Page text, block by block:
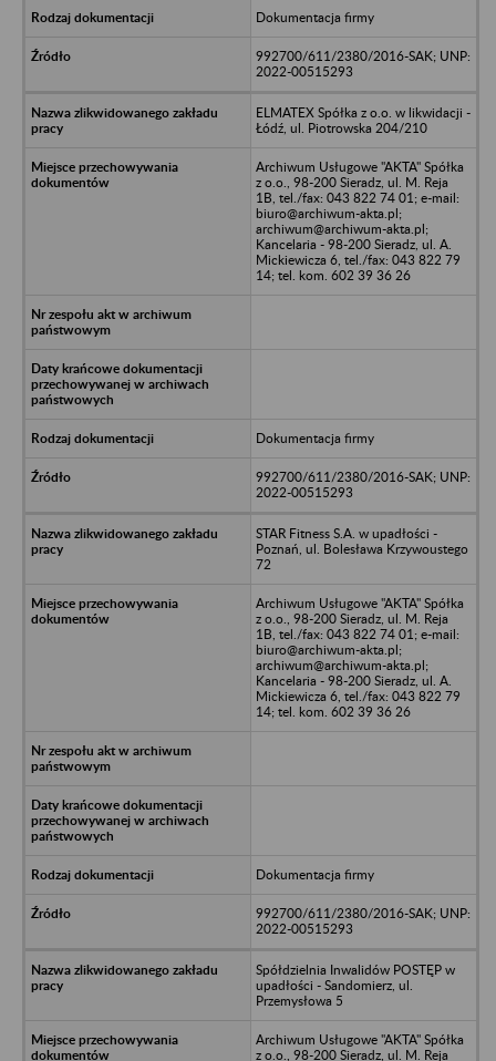
Dokumentacja firmy
992700/611/2380/2016-SAK; UNP:
2022-00515293
ELMATEX Spółka z o.o. w likwidacji -
Łódź, ul. Piotrowska 204/210
Archiwum Usługowe "AKTA" Spółka
z o.o., 98-200 Sieradz, ul. M. Reja
1B, tel./fax: 043 822 74 01; e-mail:
biuro@archiwum-akta.pl;
archiwum@archiwum-akta.pl;
Kancelaria - 98-200 Sieradz, ul. A.
Mickiewicza 6, tel./fax: 043 822 79
14; tel. kom. 602 39 36 26
Dokumentacja firmy
992700/611/2380/2016-SAK; UNP:
2022-00515293
STAR Fitness S.A. w upadłości -
Poznań, ul. Bolesława Krzywoustego
72
Archiwum Usługowe "AKTA" Spółka
z o.o., 98-200 Sieradz, ul. M. Reja
1B, tel./fax: 043 822 74 01; e-mail:
biuro@archiwum-akta.pl;
archiwum@archiwum-akta.pl;
Kancelaria - 98-200 Sieradz, ul. A.
Mickiewicza 6, tel./fax: 043 822 79
14; tel. kom. 602 39 36 26
Dokumentacja firmy
992700/611/2380/2016-SAK; UNP:
2022-00515293
Spółdzielnia Inwalidów POSTĘP w
upadłości - Sandomierz, ul.
Przemysłowa 5
Archiwum Usługowe "AKTA" Spółka
z o.o., 98-200 Sieradz, ul. M. Reja